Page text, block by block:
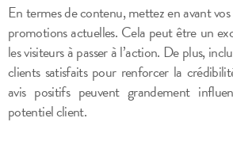
En termes de contenu, mettez en avant vos
promotions actuelles. Cela peut être un
les visiteurs à passer à l’action. De plus,
clients satisfaits pour renforcer la
avis positifs peuvent grandement
potentiel client.